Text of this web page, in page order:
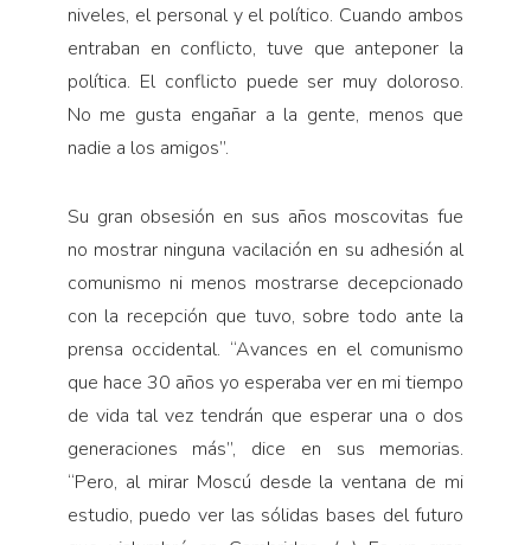
niveles, el personal y el político. Cuando ambos
entraban en conflicto, tuve que anteponer la
política. El conflicto puede ser muy doloroso.
No me gusta engañar a la gente, menos que
nadie a los amigos”.
Su gran obsesión en sus años moscovitas fue
no mostrar ninguna vacilación en su adhesión al
comunismo ni menos mostrarse decepcionado
con la recepción que tuvo, sobre todo ante la
prensa occidental. “Avances en el comunismo
que hace 30 años yo esperaba ver en mi tiempo
de vida tal vez tendrán que esperar una o dos
generaciones más”, dice en sus memorias.
“Pero, al mirar Moscú desde la ventana de mi
estudio, puedo ver las sólidas bases del futuro